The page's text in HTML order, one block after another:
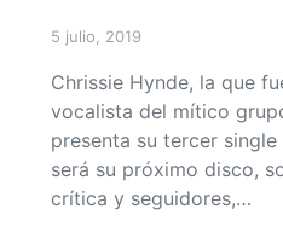
Posted on
5 julio, 2019
Chrissie Hynde, la que
vocalista del mítico
presenta su tercer
será su próximo disco,
crítica y seguidores,…